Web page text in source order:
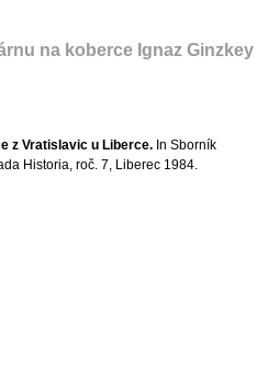
na koberce Ignaz Ginzkey
z Vratislavic u Liberce. In Sborník
Historia, roč. 7, Liberec 1984.